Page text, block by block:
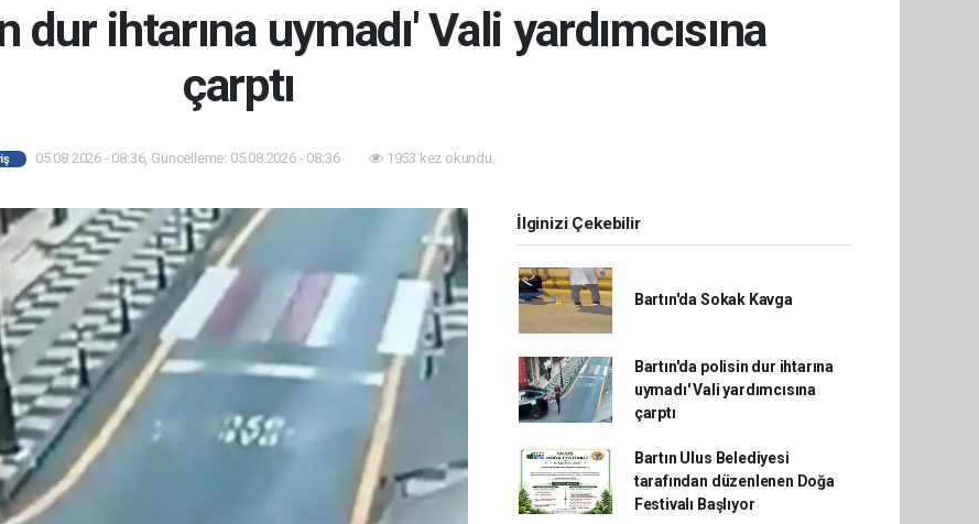
dur ihtarına uymadı' Vali yardımcısına
çarptı
05.08.2026 - 08:36, Güncelleme: 05.08.2026 - 08:36 1953 kez okundu.
İlginizi Çekebilir
Bartın'da Sokak Kavga
Bartın'da polisin dur ihtarına
uymadı' Vali yardımcısına
çarptı
Bartın Ulus Belediyesi
tarafından düzenlenen Doğa
Festivalı Başlıyor